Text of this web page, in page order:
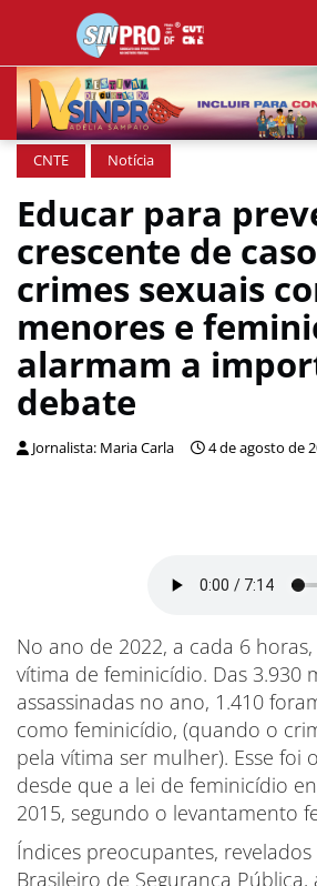
CNTE Notícia
Educar para
crescente de
crimes sexuais
menores e
alarmam a
debate
Jornalista: Maria Carla 4 de agosto de
No ano de 2022, a cada 6
vítima de feminicídio. Das 3.930
assassinadas no ano, 1.410
como feminicídio, (quando o
pela vítima ser mulher). Esse foi
desde que a lei de feminicídio
2015, segundo o levantamento
Índices preocupantes,
Brasileiro de Segurança